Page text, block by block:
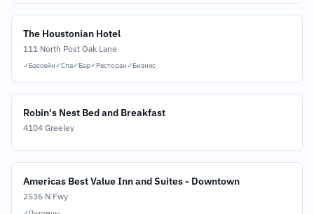
The Houstonian Hotel
111 North Post Oak Lane
✓Бассейн✓Спа✓Бар✓Ресторан✓Бизнес
Robin's Nest Bed and Breakfast
4104 Greeley
Americas Best Value Inn and Suites - Downtown
2536 N Fwy